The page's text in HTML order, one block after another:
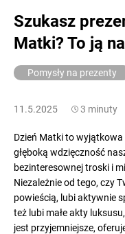
Szukasz
Matki? To ją
Pomysły na prezenty
11.5.2025 3 minuty
Dzień Matki to
głęboką wdzięczność
bezinteresownej troski i
Niezależnie od tego, czy
powieścią, lubi aktywnie
też lubi małe akty
jest przyjemniejsze,
SZUKAJ
P
l
e
c
a
m
y